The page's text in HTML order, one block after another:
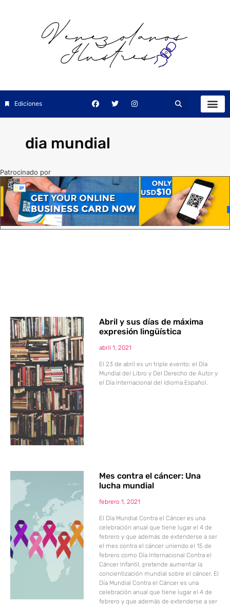
Ediciones
dia mundial
Patrocinado por
Abril y sus días de máxima
expresión lingüística
abril 1, 2021
El 23 de abril es un triple evento: el Día
Mundial del Libro y Del Derecho de Autor y
el Día Internacional del Idioma Español.
Mes contra el cáncer: Una
lucha mundial
febrero 1, 2021
El Día Mundial Contra el Cáncer es una
celebración anual que tiene lugar el 4 de
febrero y que además de extenderse a ser
el mes contra el cáncer uniendo el 15 de
febrero como Día Internacional Contra el
Cáncer Infantil, pretende aumentar la
concientización mundial sobre el cáncer. El
Día Mundial Contra el Cáncer es una
celebración anual que tiene lugar el 4 de
febrero y que además de extenderse a ser